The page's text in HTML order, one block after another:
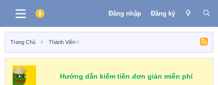
Đăng nhập Đăng ký
Trang Chủ Thành Viên
Hướng dẫn kiếm tiền đơn giản miễn phí